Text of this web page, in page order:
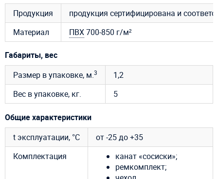
Продукция
продукция сертифицирована и
Материал
ПВХ700-850 г/м²
Габариты, вес
Размер в упаковке, м.3
1,2
Вес в упаковке, кг.
5
Общие характеристики
t эксплуатации, °C
от -25 до +35
Комплектация
канат «сосиски»;
ремкомплект;